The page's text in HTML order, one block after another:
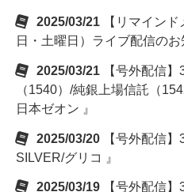
2025/03/21
【リマイン
日・土曜日）ライブ配信の
2025/03/21
【号外配信
（1540）/純銀上場信託（
日本ゼオン 』
2025/03/20
【号外配信
SILVER/グリコ 』
2025/03/19
【号外配信